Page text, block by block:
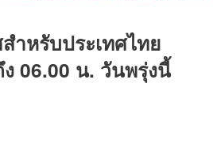
ำหรับประเทศไทย
06.00 น. วันพรุ่งนี้